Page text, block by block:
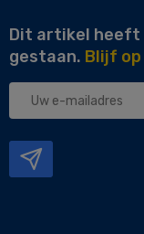
Dit artikel heeft
gestaan. Blijf
Uw